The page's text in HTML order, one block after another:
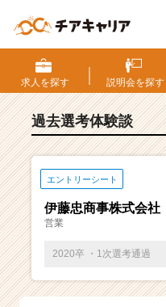
S・
選
考
験
ベ
チ
ー・
成
求人を探す 説明会を探す
過去選考体験談
エントリーシート
伊藤忠商事株式会社
営業
2020卒 ・1次選考通過